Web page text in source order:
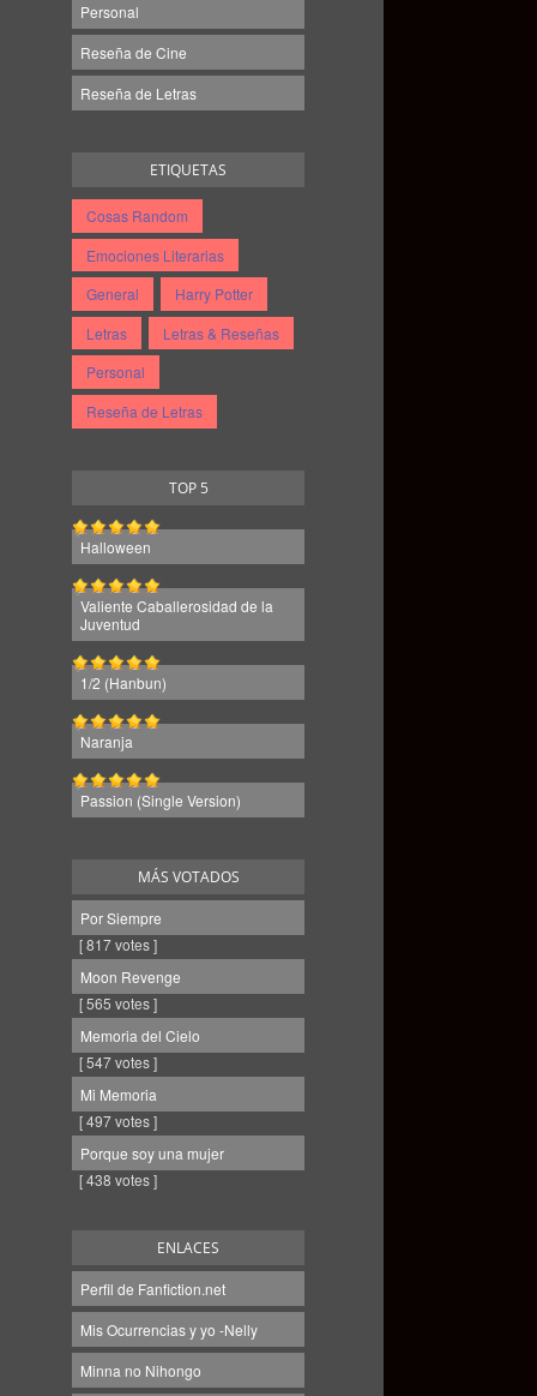
Personal
Reseña de Cine
Reseña de Letras
ETIQUETAS
Cosas Random
Emociones Literarias
General
Harry Potter
Letras
Letras & Reseñas
Personal
Reseña de Letras
TOP 5
Halloween
Valiente Caballerosidad de la
Juventud
1/2 (Hanbun)
Naranja
Passion (Single Version)
MÁS VOTADOS
Por Siempre
[ 817 votes ]
Moon Revenge
[ 565 votes ]
Memoria del Cielo
[ 547 votes ]
Mi Memoria
[ 497 votes ]
Porque soy una mujer
[ 438 votes ]
ENLACES
Perfil de Fanfiction.net
Mis Ocurrencias y yo -Nelly
Minna no Nihongo